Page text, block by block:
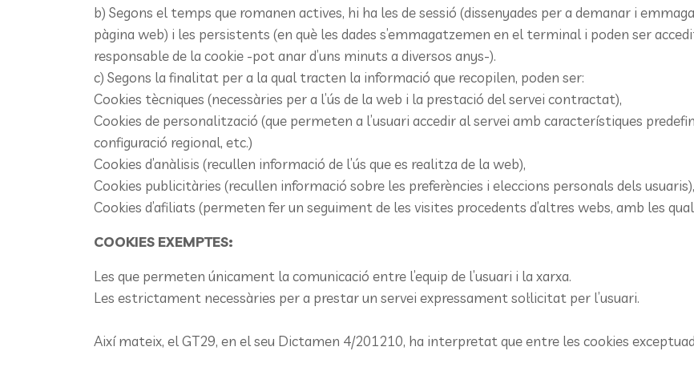
b) Segons el temps que romanen actives, hi ha les de sessió (dissenyades per a demanar i
pàgina web) i les persistents (en què les dades s’emmagatzemen en el terminal i poden ser
responsable de la cookie -pot anar d’uns minuts a diversos anys-).
c) Segons la finalitat per a la qual tracten la informació que recopilen, poden ser:
Cookies tècniques (necessàries per a l’ús de la web i la prestació del servei contractat),
Cookies de personalització (que permeten a l’usuari accedir al servei amb característiques
configuració regional, etc.)
Cookies d’anàlisis (recullen informació de l’ús que es realitza de la web),
Cookies publicitàries (recullen informació sobre les preferències i eleccions personals dels usuaris),
Cookies d’afiliats (permeten fer un seguiment de les visites procedents d’altres webs, amb les
COOKIES EXEMPTES:
Les que permeten únicament la comunicació entre l’equip de l’usuari i la xarxa.
Les estrictament necessàries per a prestar un servei expressament sol·licitat per l’usuari.
Així mateix, el GT29, en el seu Dictamen 4/201210, ha interpretat que entre les cookies